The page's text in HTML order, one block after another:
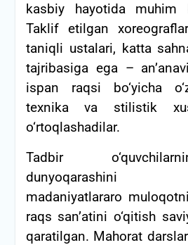
kasbiy hayotida muhim
Taklif etilgan
taniqli ustalari, katta
tajribasiga ega –
ispan raqsi bo‘yicha
texnika va stilistik
o‘rtoqlashadilar.
Tadbir
dunyoqarashini
madaniyatlararo
raqs san’atini o‘qitish
qaratilgan. Mahorat